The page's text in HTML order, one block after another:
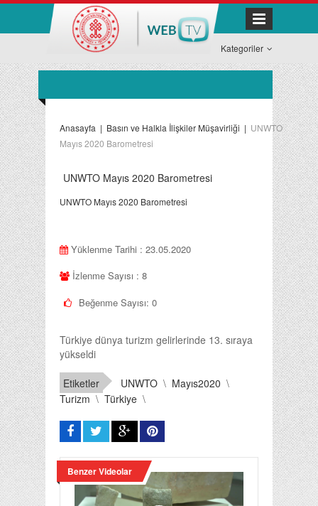
Kategoriler
Anasayfa | Basın ve Halkla İlişkiler Müşavirliği | UNWTO
Mayıs 2020 Barometresi
UNWTO Mayıs 2020 Barometresi
UNWTO Mayıs 2020 Barometresi
Yüklenme Tarihi : 23.05.2020
İzlenme Sayısı : 8
Beğenme Sayısı: 0
Türkiye dünya turizm gelirlerinde 13. sıraya
yükseldi
Etiketler UNWTO \ Mayıs2020 \
Turizm \ Türkiye \
Benzer Videolar